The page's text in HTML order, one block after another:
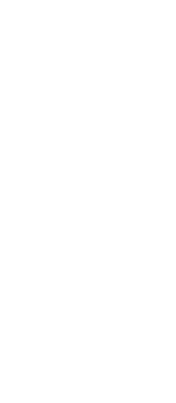
Coming-
Sonnenblende)